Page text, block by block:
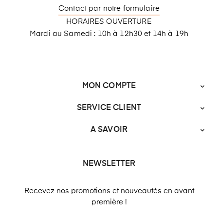
Contact par notre formulaire
HORAIRES OUVERTURE
Mardi au Samedi : 10h à 12h30 et 14h à 19h
MON COMPTE 
SERVICE CLIENT 
A SAVOIR 
NEWSLETTER
Recevez nos promotions et nouveautés en avant
première !